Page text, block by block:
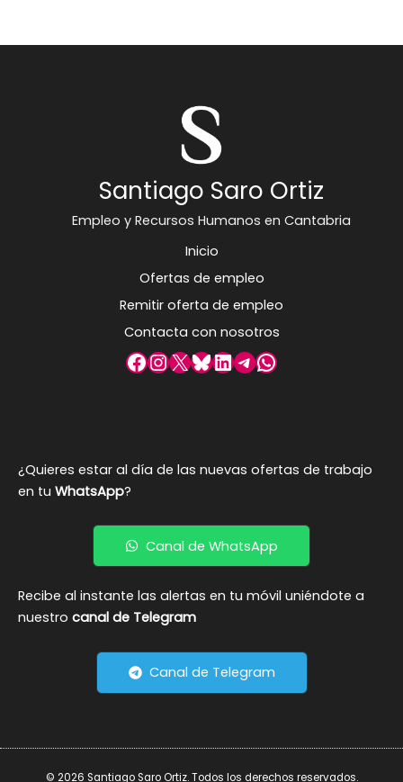
Santiago Saro Ortiz
Empleo y Recursos Humanos en Cantabria
Inicio
Ofertas de empleo
Remitir oferta de empleo
Contacta con nosotros
Facebook
Instagram
X Bluesky
LinkedIn
Telegram
WhatsApp
¿Quieres estar al día de las nuevas ofertas de trabajo
en tu WhatsApp?
Canal de WhatsApp
Recibe al instante las alertas en tu móvil uniéndote a
nuestro canal de Telegram
Canal de Telegram
© 2026 Santiago Saro Ortiz. Todos los derechos reservados.